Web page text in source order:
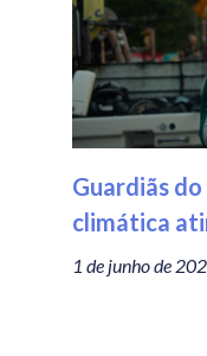
Guardiãs
climática
1 de junho de